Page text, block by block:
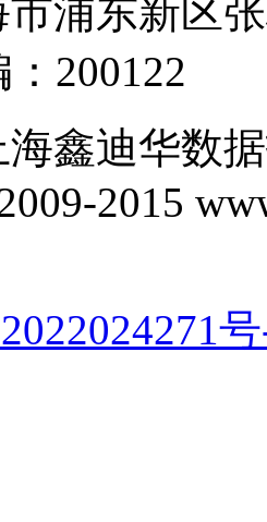
浦东新区
200122
鑫迪华数
2015